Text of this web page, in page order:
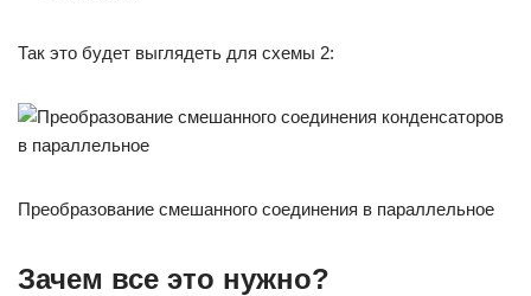
Так это будет выглядеть для схемы 2:
Преобразование смешанного соединения в параллельное
Зачем все это нужно?